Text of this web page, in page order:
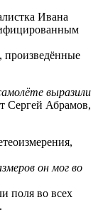
Ивана
произведённые
выразили
Сергей Абрамов,
он мог во
поля во всех